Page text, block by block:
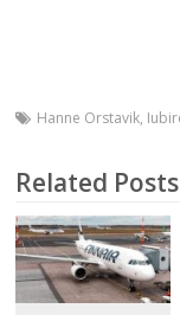
Hanne Orstavik,
Related Posts